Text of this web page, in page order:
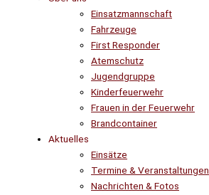
Einsatzmannschaft
Fahrzeuge
First Responder
Atemschutz
Jugendgruppe
Kinderfeuerwehr
Frauen in der Feuerwehr
Brandcontainer
Aktuelles
Einsätze
Termine & Veranstaltungen
Nachrichten & Fotos